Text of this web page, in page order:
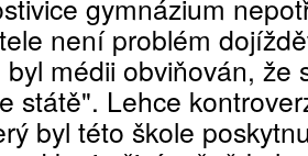
gymnázium
není problém
médii obviňován, že
státě". Lehce
byl této škole